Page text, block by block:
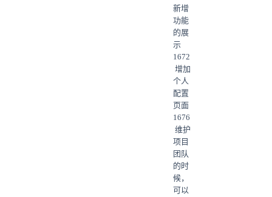
新增
功能
的展
示
1672
增加
个人
配置
页面
1676
维护
项目
团队
的时
候，
可以